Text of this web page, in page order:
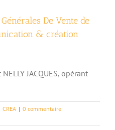
De Vente de
& création
JACQUES, opérant
CREA | 0 commentaire